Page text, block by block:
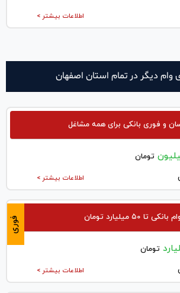
اطلاعات بیشتر >
وام دیگر در تمام استان اصفهان
و فوری بانکی برای همه مشاغل
تومان
اطلاعات بیشتر >
فوری وام بانکی تا ۵۰ میلیارد تومان
تومان
اطلاعات بیشتر >